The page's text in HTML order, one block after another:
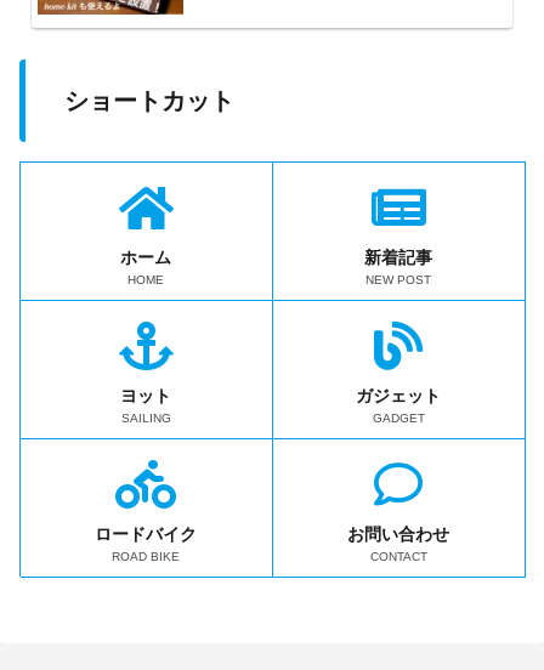
ショートカット
ホーム
HOME
新着記事
NEW POST
ヨット
SAILING
ガジェット
GADGET
ロードバイク
ROAD BIKE
お問い合わせ
CONTACT